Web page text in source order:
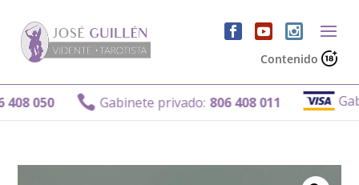
Contenido
050  Gabinete privado: 806 408 011